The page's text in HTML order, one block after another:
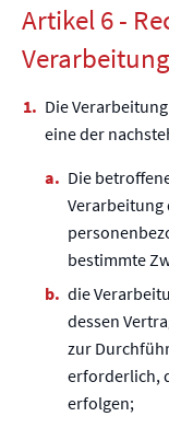
Artikel 6 -
Verarbeitung
Die
eine der
Die
Verarbeitung
bestimmte
die
dessen
zur
erforderlich,
erfolgen;